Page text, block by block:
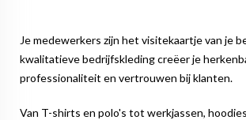
Je medewerkers zijn het visitekaartje van je
kwalitatieve bedrijfskleding creëer je
professionaliteit en vertrouwen bij klanten.
Van T-shirts en polo's tot werkjassen,